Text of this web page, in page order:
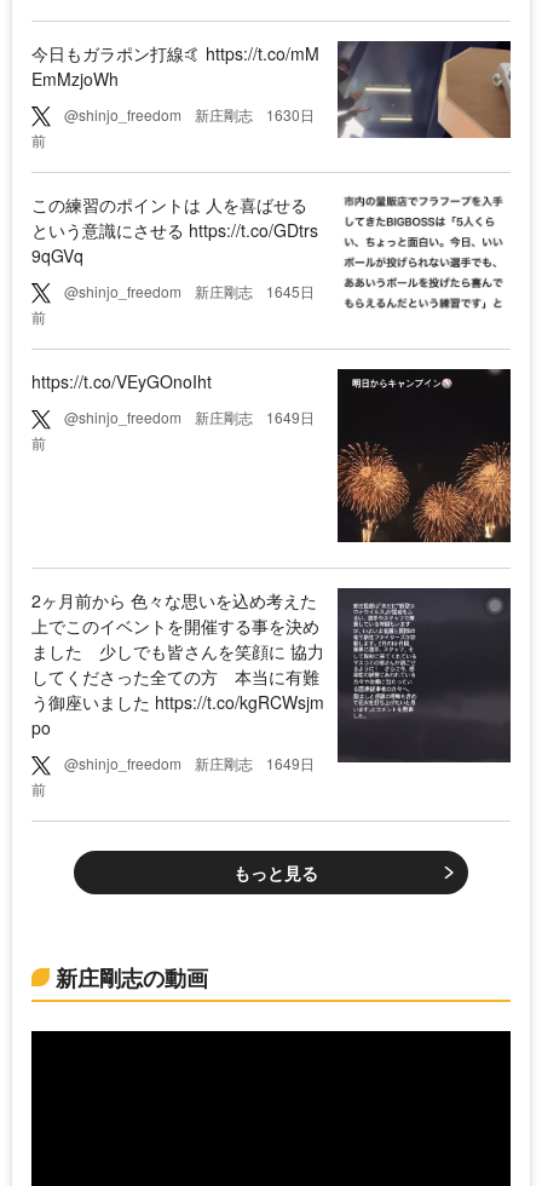
今日もガラポン打線🤙 https://t.co/mM
EmMzjoWh
@shinjo_freedom 新庄剛志
1630日
前
この練習のポイントは 人を喜ばせる
という意識にさせる https://t.co/GDtrs
9qGVq
@shinjo_freedom 新庄剛志
1645日
前
https://t.co/VEyGOnoIht
@shinjo_freedom 新庄剛志
1649日
前
2ヶ月前から 色々な思いを込め考えた
上でこのイベントを開催する事を決め
ました 少しでも皆さんを笑顔に 協力
してくださった全ての方 本当に有難
う御座いました https://t.co/kgRCWsjm
po
@shinjo_freedom 新庄剛志
1649日
前
もっと見る
新庄剛志の動画